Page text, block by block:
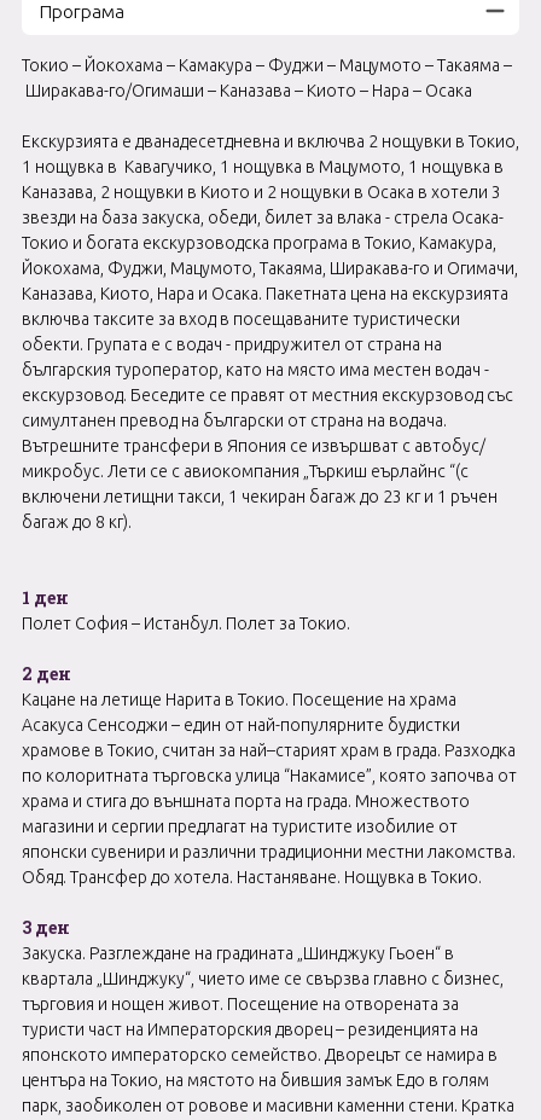
Програма
Токио – Йокохама – Камакура – Фуджи – Мацумото – Такаяма –
Ширакава-го/Огимаши – Каназава – Киото – Нара – Осака
Екскурзията е дванадесетдневна и включва 2 нощувки в Токио,
1 нощувка в Кавагучико, 1 нощувка в Мацумото, 1 нощувка в
Каназава, 2 нощувки в Киото и 2 нощувки в Осака в хотели 3
звезди на база закуска, обеди, билет за влака - стрела Осака-
Токио и богата екскурзоводска програма в Токио, Камакура,
Йокохама, Фуджи, Мацумото, Такаяма, Ширакава-го и Огимачи,
Каназава, Киото, Нара и Осака. Пакетната цена на екскурзията
включва таксите за вход в посещаваните туристически
обекти. Групата е с водач - придружител от страна на
българския туроператор, като на място има местен водач -
екскурзовод. Беседите се правят от местния екскурзовод със
симултанен превод на български от страна на водача.
Вътрешните трансфери в Япония се извършват с автобус/
микробус. Лети се с авиокомпания „Търкиш еърлайнс “(с
включени летищни такси, 1 чекиран багаж до 23 кг и 1 ръчен
багаж до 8 кг).
1 ден
Полет София – Истанбул. Полет за Токио.
2 ден
Кацане на летище Нарита в Токио. Посещение на храма
Асакуса Сенсоджи – един от най-популярните будистки
храмове в Токио, считан за най–старият храм в града. Разходка
по колоритната търговска улица “Накамисе”, която започва от
храма и стига до външната порта на града. Множеството
магазини и сергии предлагат на туристите изобилие от
японски сувенири и различни традиционни местни лакомства.
Обяд. Трансфер до хотела. Настаняване. Нощувка в Токио.
3 ден
Закуска. Разглеждане на градината „Шинджуку Гьоен“ в
квартала „Шинджуку“, чието име се свързва главно с бизнес,
търговия и нощен живот. Посещение на отворената за
туристи част на Императорския дворец – резиденцията на
японското императорско семейство. Дворецът се намира в
центъра на Токио, на мястото на бившия замък Едо в голям
парк, заобиколен от ровове и масивни каменни стени. Кратка